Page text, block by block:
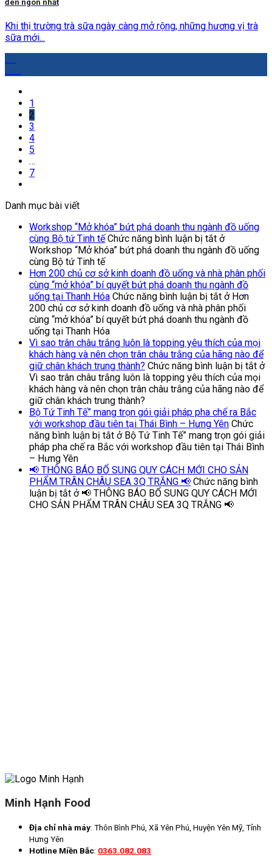
đen ngon nhất
Khi thị trường trà sữa ngày càng mở rộng, những hương vị trà
sữa mới...
1
2
3
4
5
…
7
Danh mục bài viết
Workshop “Mở khóa” bứt phá doanh thu ngành đồ uống
cùng Bộ tứ Tinh tế Chức năng bình luận bị tắt ở
Workshop “Mở khóa” bứt phá doanh thu ngành đồ uống
cùng Bộ tứ Tinh tế
Hơn 200 chủ cơ sở kinh doanh đồ uống và nhà phân phối
cùng “mở khóa” bí quyết bứt phá doanh thu ngành đồ
uống tại Thanh Hóa Chức năng bình luận bị tắt ở Hơn
200 chủ cơ sở kinh doanh đồ uống và nhà phân phối
cùng “mở khóa” bí quyết bứt phá doanh thu ngành đồ
uống tại Thanh Hóa
Vì sao trân châu trắng luôn là topping yêu thích của mọi
khách hàng và nên chọn trân châu trắng của hãng nào để
giữ chân khách trung thành? Chức năng bình luận bị tắt ở
Vì sao trân châu trắng luôn là topping yêu thích của mọi
khách hàng và nên chọn trân châu trắng của hãng nào để
giữ chân khách trung thành?
Bộ Tứ Tinh Tế” mang trọn gói giải pháp pha chế ra Bắc
với workshop đầu tiên tại Thái Bình – Hưng Yên Chức
năng bình luận bị tắt ở Bộ Tứ Tinh Tế” mang trọn gói giải
pháp pha chế ra Bắc với workshop đầu tiên tại Thái Bình
– Hưng Yên
📢 THÔNG BÁO BỔ SUNG QUY CÁCH MỚI CHO SẢN
PHẨM TRÂN CHÂU SEA 3Q TRẮNG 📢 Chức năng bình
luận bị tắt ở 📢 THÔNG BÁO BỔ SUNG QUY CÁCH MỚI
CHO SẢN PHẨM TRÂN CHÂU SEA 3Q TRẮNG 📢
Minh Hạnh Food
Địa chỉ nhà máy: Thôn Bình Phú, Xã Yên Phú, Huyện Yên Mỹ, Tỉnh
Hưng Yên
Hotline Miền Bắc: 0363.082.083